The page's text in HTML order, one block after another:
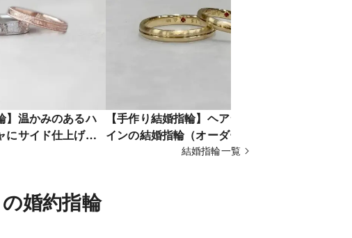
】温かみのあるハ
にサイド仕上げが
【手作り結婚指輪】ヘアラインとラ
インの結婚指輪（オーダーも可）
結婚指輪一覧
婚約指輪